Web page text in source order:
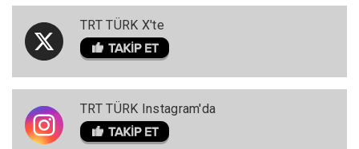
TRT TÜRK X'te
TRT TÜRK Instagram'da